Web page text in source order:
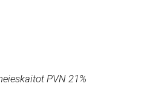
PVN 21%